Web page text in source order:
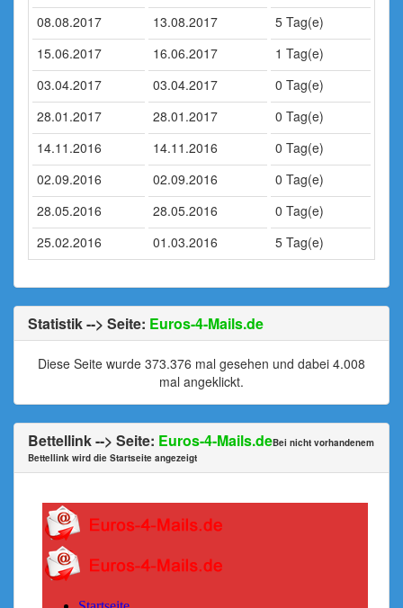
08.08.2017
13.08.2017
5 Tag(e)
15.06.2017
16.06.2017
1 Tag(e)
03.04.2017
03.04.2017
0 Tag(e)
28.01.2017
28.01.2017
0 Tag(e)
14.11.2016
14.11.2016
0 Tag(e)
02.09.2016
02.09.2016
0 Tag(e)
28.05.2016
28.05.2016
0 Tag(e)
25.02.2016
01.03.2016 5 Tag(e)
Statistik --> Seite: Euros-4-Mails.de
Diese Seite wurde 373.376 mal gesehen und dabei 4.008
mal angeklickt.
Bettellink --> Seite: Euros-4-Mails.deBei nicht vorhandenem
Bettellink wird die Startseite angezeigt